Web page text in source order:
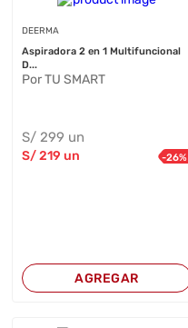
DEERMA
Aspiradora 2 en 1 Multifuncional
D...
Por TU SMART
S/299 un
S/219 un -26%
AGREGAR